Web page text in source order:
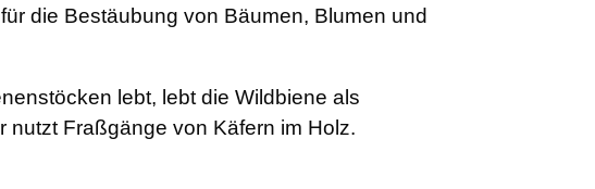
die Bestäubung von Bäumen, Blumen und
lebt, lebt die Wildbiene als
nutzt Fraßgänge von Käfern im Holz.